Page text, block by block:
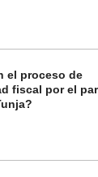
el proceso de
fiscal por el